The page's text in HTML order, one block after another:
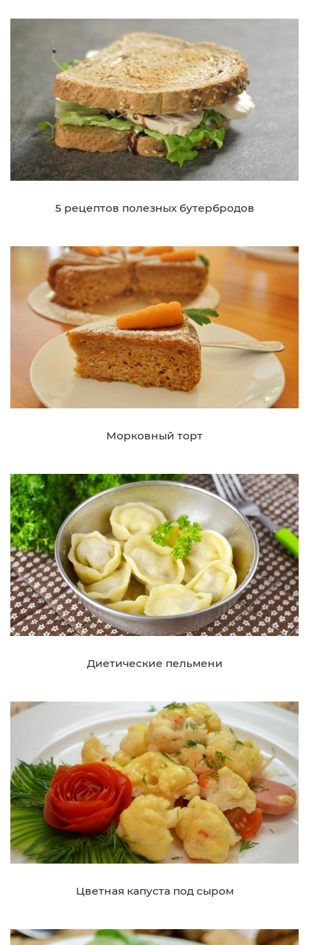
5 рецептов полезных бутербродов
Морковный торт
Диетические пельмени
Цветная капуста под сыром